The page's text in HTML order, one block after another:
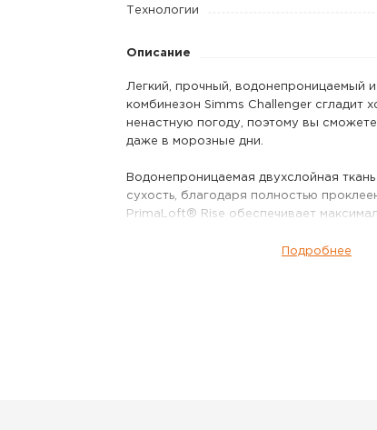
Технологии
Описание
Легкий, прочный, водонепроницаемый
комбинезон Simms Challenger сгладит
ненастную погоду, поэтому вы
даже в морозные дни.
Водонепроницаемая двухслойная
сухость, благодаря полностью
PrimaLoft® Rise обеспечивает
Стратегически расположенные
Подробнее